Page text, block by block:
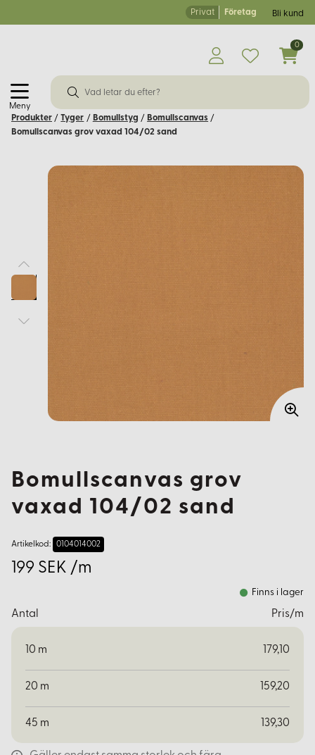
Privat Företag Bli kund
Meny
0
Produkter / Tyger / Bomullstyg / Bomullscanvas /
Bomullscanvas grov vaxad 104/02 sand
Bomullscanvas grov
vaxad 104/02 sand
Artikelkod: 0104014002
199 SEK /m
Finns i lager
Antal Pris/m
10 m 179,10
20 m 159,20
45 m 139,30